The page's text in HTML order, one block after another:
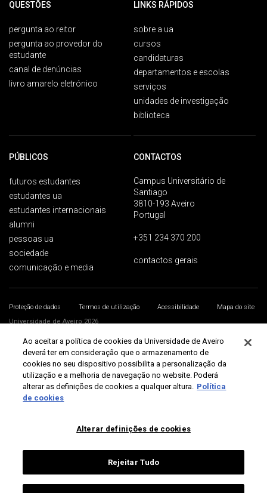
QUESTÕES
pergunta ao reitor
pergunta ao provedor do
estudante
canal de denúncias
livro amarelo eletrónico
LINKS RÁPIDOS
sobre a ua
cursos
candidaturas
departamentos e escolas
serviços
unidades de investigação
biblioteca
PÚBLICOS
futuros estudantes
estudantes ua
estudantes internacionais
alumni
pessoas ua
sociedade
comunicação e media
CONTACTOS
Campus Universitário de
Santiago
3810-193 Aveiro
Portugal
+351 234 370 200
contactos gerais
Proteção de dados Termos de utilização Acessibilidade
Mapa do site
Universidade de Aveiro 2026
Ao aceitar a política de cookies da Universidade de Aveiro
deverá ter em consideração que o armazenamento de
cookies no seu dispositivo possibilita a personalização da
utilização e a melhoria de navegação no website. Poderá
alterar as definições de cookies a qualquer altura. Política
de cookies
Alterar definições de cookies
Rejeitar Tudo